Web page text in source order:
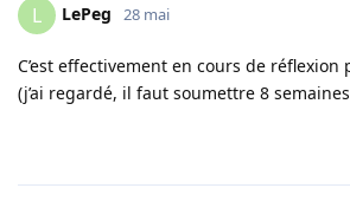
L LePeg 28 mai
C’est effectivement en cours de
(j’ai regardé, il faut soumettre 8